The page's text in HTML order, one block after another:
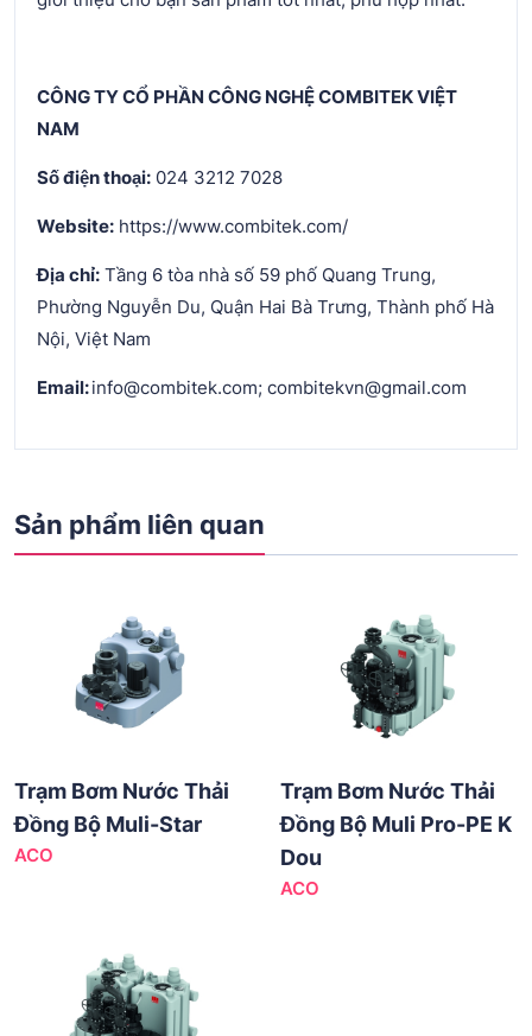
CÔNG TY CỔ PHẦN CÔNG NGHỆ COMBITEK VIỆT
NAM
Số điện thoại: 024 3212 7028
Website: https://www.combitek.com/
Địa chỉ: Tầng 6 tòa nhà số 59 phố Quang Trung,
Phường Nguyễn Du, Quận Hai Bà Trưng, Thành phố Hà
Nội, Việt Nam
Email:info@combitek.com; combitekvn@gmail.com
Sản phẩm liên quan
Trạm Bơm Nước Thải
Đồng Bộ Muli-Star
ACO
Trạm Bơm Nước Thải
Đồng Bộ Muli Pro-PE K
Dou
ACO